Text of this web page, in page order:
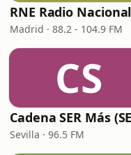
RNE Radio Nacional
Madrid · 88.2 - 104.9 FM
CS
Sevilla · 96.5 FM